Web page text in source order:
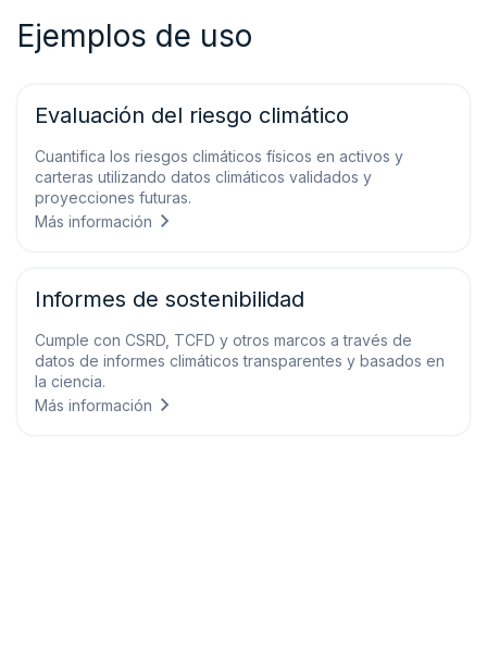
Ejemplos de uso
Evaluación del riesgo climático
Cuantifica los riesgos climáticos físicos en activos y
carteras utilizando datos climáticos validados y
proyecciones futuras.
Más información
Informes de sostenibilidad
Cumple con CSRD, TCFD y otros marcos a través de
datos de informes climáticos transparentes y basados en
la ciencia.
Más información